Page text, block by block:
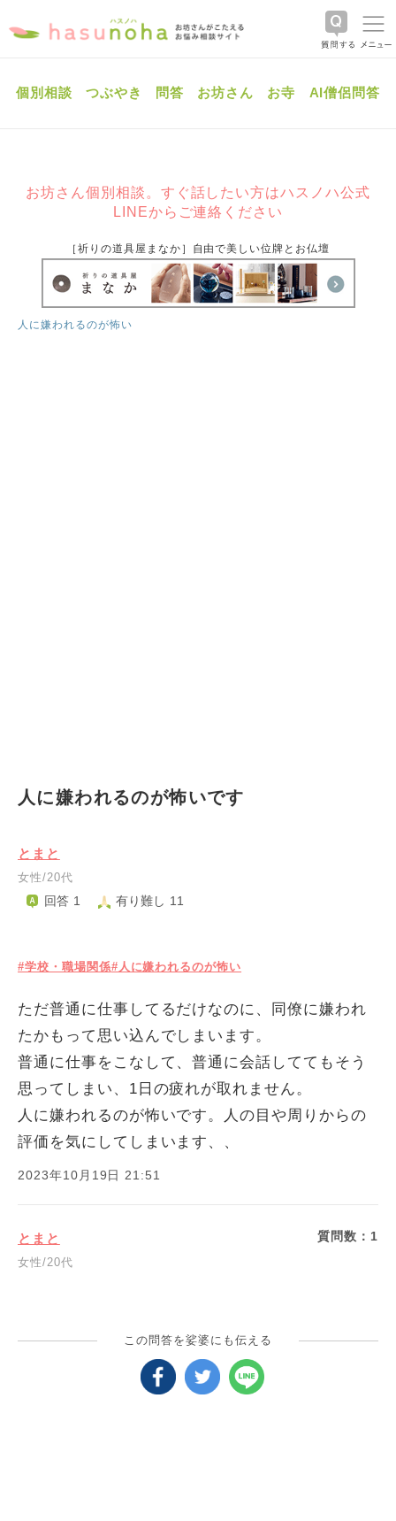
個別相談 つぶやき 問答 お坊さん お寺 AI僧侶問答
お坊さん個別相談。すぐ話したい方はハスノハ公式
LINEからご連絡ください
［祈りの道具屋まなか］自由で美しい位牌とお仏壇
人に嫌われるのが怖い
人に嫌われるのが怖いです
とまと
女性/20代
回答 1 有り難し 11
#学校・職場関係#人に嫌われるのが怖い
ただ普通に仕事してるだけなのに、同僚に嫌われ
たかもって思い込んでしまいます。
普通に仕事をこなして、普通に会話しててもそう
思ってしまい、1日の疲れが取れません。
人に嫌われるのが怖いです。人の目や周りからの
評価を気にしてしまいます、、
2023年10月19日 21:51
とまと
女性/20代
質問数： 1
この問答を娑婆にも伝える